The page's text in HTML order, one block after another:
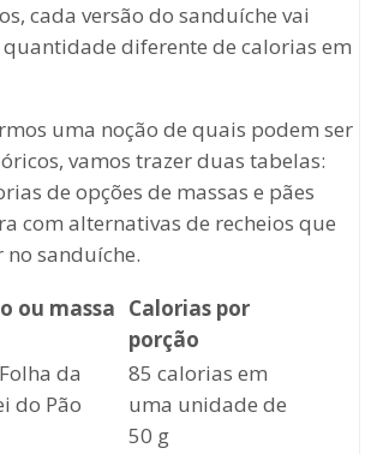
cada versão do sanduíche vai
diferente de calorias em
uma noção de quais podem ser
vamos trazer duas tabelas:
de opções de massas e pães
com alternativas de recheios que
sanduíche.
ou massa Calorias por
porção
da
do Pão
85 calorias em
uma unidade de
50 g